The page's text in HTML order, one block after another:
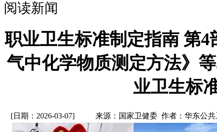
阅读新闻
职业卫生标准制定指南 第4
气中化学物质测定方法》
业卫生标
[日期：2026-03-07] 来源：国家卫健委 作者：华东公